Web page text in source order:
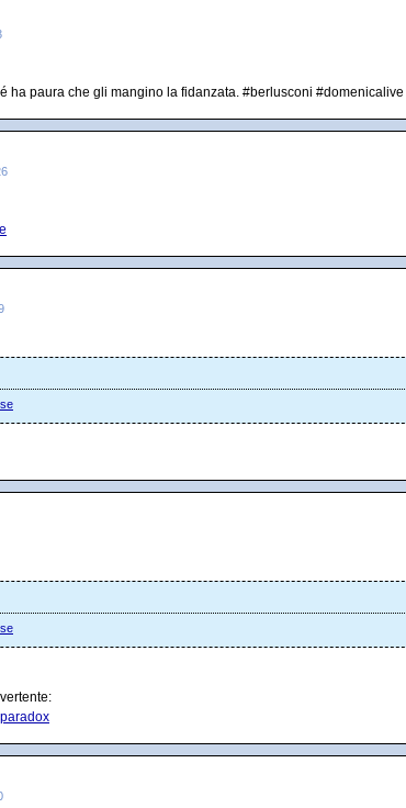
ha paura che gli mangino la fidanzata. #berlusconi #domenicalive